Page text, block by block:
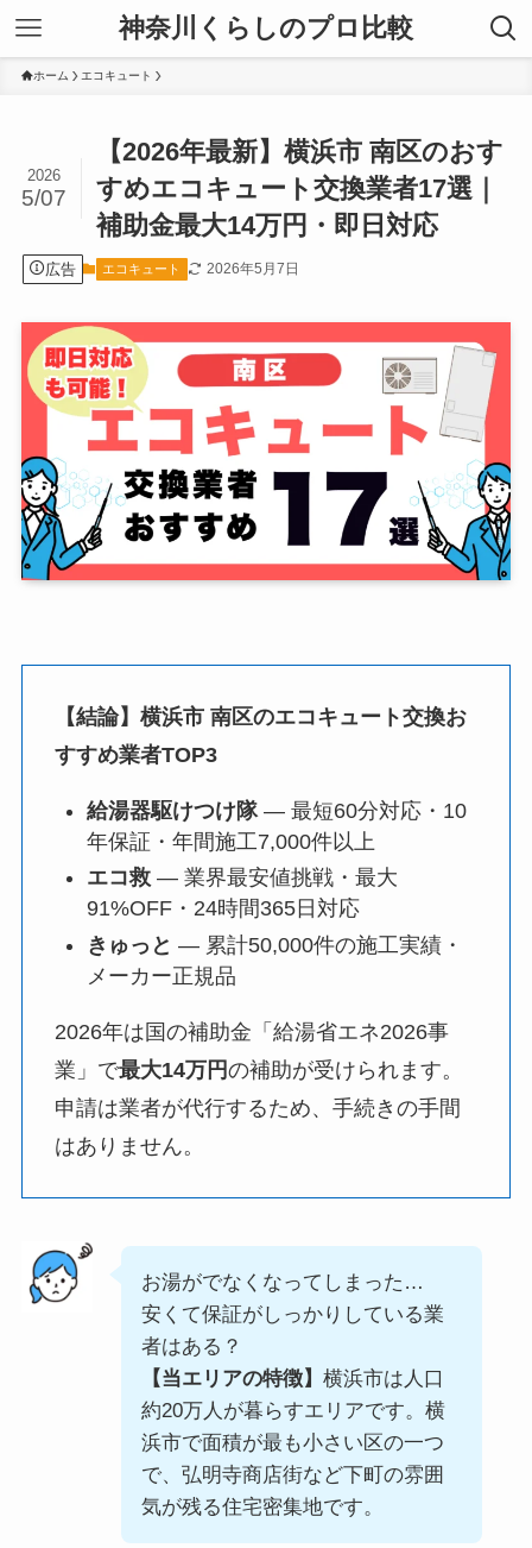
神奈川くらしのプロ比較
ホーム エコキュート
【2026年最新】横浜市 南区のおす
すめエコキュート交換業者17選｜
補助金最大14万円・即日対応
2026
5/07
広告 エコキュート 2026年5月7日
【結論】横浜市 南区のエコキュート交換お
すすめ業者TOP3
給湯器駆けつけ隊— 最短60分対応・10
年保証・年間施工7,000件以上
エコ救— 業界最安値挑戦・最大
91%OFF・24時間365日対応
きゅっと — 累計50,000件の施工実績・
メーカー正規品
2026年は国の補助金「給湯省エネ2026事
業」で最大14万円の補助が受けられます。
申請は業者が代行するため、手続きの手間
はありません。
お湯がでなくなってしまった…
安くて保証がしっかりしている業
者はある？
【当エリアの特徴】 横浜市は人口
約20万人が暮らすエリアです。横
浜市で面積が最も小さい区の一つ
で、弘明寺商店街など下町の雰囲
気が残る住宅密集地です。